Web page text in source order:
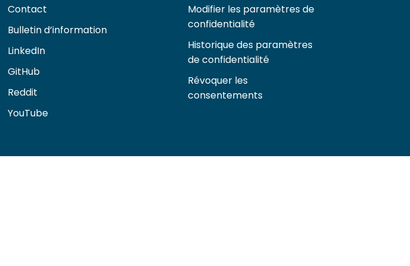
Contact
Bulletin d’information
LinkedIn
GitHub
Reddit
YouTube
Modifier les paramètres de
confidentialité
Historique des paramètres
de confidentialité
Révoquer les
consentements